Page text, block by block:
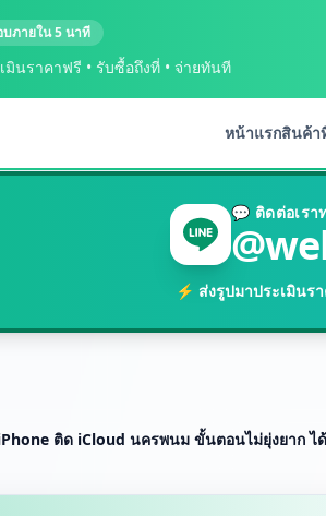
บภายใน 5 นาที
มินราคาฟรี • รับซื้อถึงที่ • จ่ายทันที
หน้าแรกสินค้า
💬 ติดต่อเรา
⚡ ส่งรูปมาประเมินร
ติด iCloud นครพนม ขั้นตอนไม่ยุ่งยาก ไ